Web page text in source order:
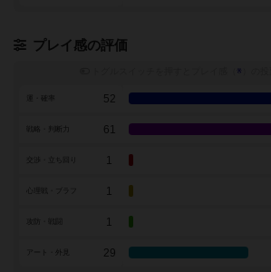
プレイ感の評価
※
52
61
交渉・立ち回り 1
1
1
アート・外見 29